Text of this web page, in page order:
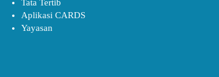
Tata Tertib
Aplikasi CARDS
Yayasan